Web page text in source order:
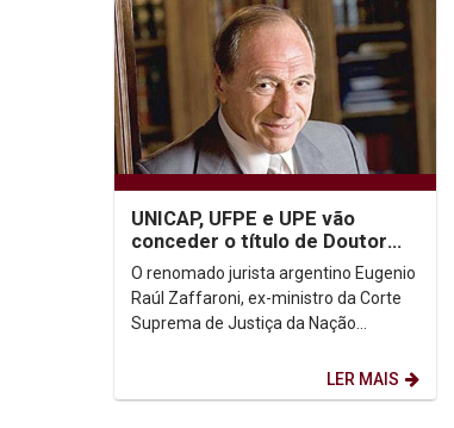
UNICAP, UFPE e UPE vão
conceder o título de Doutor
Honoris Causa ao jurista
argentino Eugenio...
O renomado jurista argentino Eugenio
Raúl Zaffaroni, ex-ministro da Corte
Suprema de Justiça da Nação
Interamericana de Direitos...LER MAIS